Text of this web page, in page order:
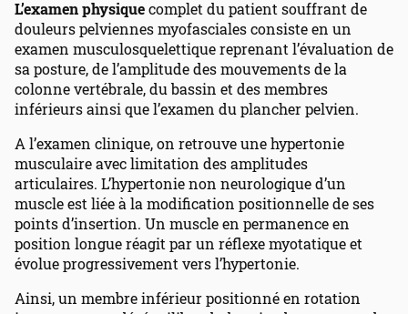
L’examen physiquecomplet du patient souffrant de
douleurs pelviennes myofasciales consiste en un
examen musculosquelettique reprenant l’évaluation de
sa posture, de l’amplitude des mouvements de la
colonne vertébrale, du bassin et des membres
inférieurs ainsi que l’examen du plancher pelvien.
A l’examen clinique, on retrouve une hypertonie
musculaire avec limitation des amplitudes
articulaires. L’hypertonie non neurologique d’un
muscle est liée à la modification positionnelle de ses
points d’insertion. Un muscle en permanence en
position longue réagit par un réflexe myotatique et
évolue progressivement vers l’hypertonie.
Ainsi, un membre inférieur positionné en rotation